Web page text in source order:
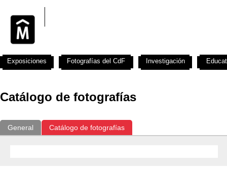
Catálogo de fotografías
General Catálogo de fotografías
Exposiciones Fotografías del CdF Investigación